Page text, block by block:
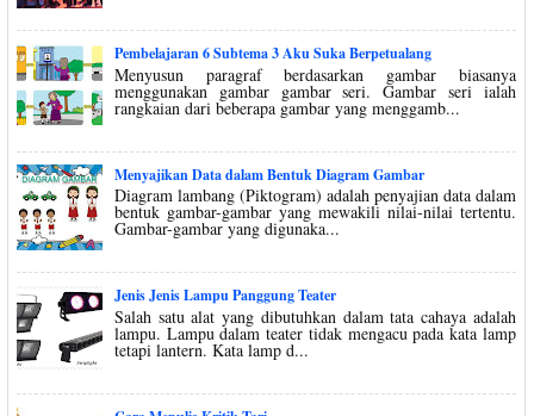
Pembelajaran 6 Subtema 3 Aku Suka Berpetualang
Menyusun paragraf berdasarkan gambar biasanya
menggunakan gambar gambar seri. Gambar seri ialah
rangkaian dari beberapa gambar yang menggamb...
Menyajikan Data dalam Bentuk Diagram Gambar
Diagram lambang (Piktogram) adalah penyajian data dalam
bentuk gambar-gambar yang mewakili nilai-nilai tertentu.
Gambar-gambar yang digunaka...
Jenis Jenis Lampu Panggung Teater
Salah satu alat yang dibutuhkan dalam tata cahaya adalah
lampu. Lampu dalam teater tidak mengacu pada kata lamp
tetapi lantern. Kata lamp d...